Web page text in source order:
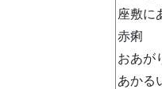
座敷に
赤痢
おあが
あかる